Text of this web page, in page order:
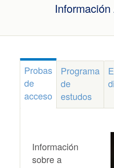
Probas
de
acceso
Programa
de
estudos
Información
sobre a